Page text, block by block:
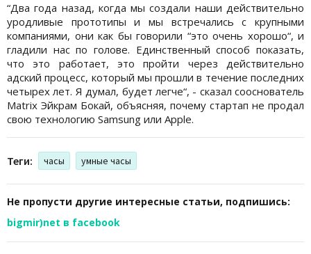
“Два года назад, когда мы создали наши действительно
уродливые прототипы и мы встречались с крупными
компаниями, они как бы говорили “это очень хорошо“, и
гладили нас по голове. Единственный способ показать,
что это работает, это пройти через действительно
адский процесс, который мы прошли в течение последних
четырех лет. Я думал, будет легче“, - сказал сооснователь
Matrix Эйкрам Бокай, объясняя, почему стартап не продал
свою технологию Samsung или Apple.
Теги: часы умные часы
Не пропусти другие интересные статьи, подпишись:
bigmir)net в facebook